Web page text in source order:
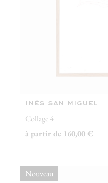
inés san miguel
Collage 4
à partir de 160,00 €
Nouveau